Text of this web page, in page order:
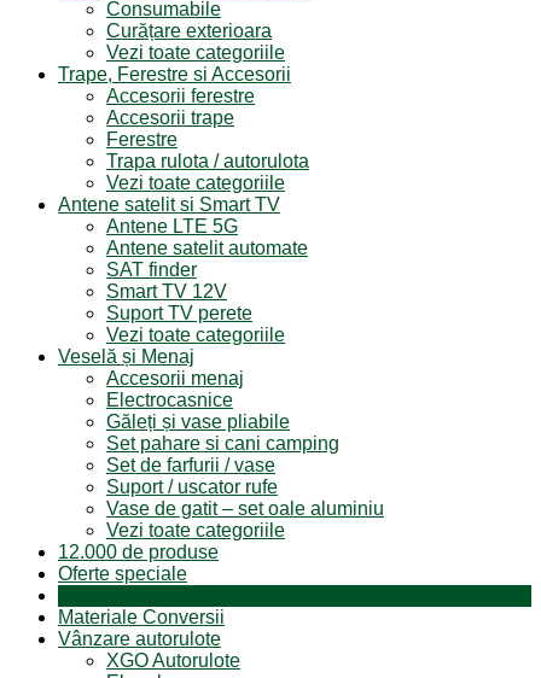
Consumabile
Curățare exterioara
Vezi toate categoriile
Trape, Ferestre si Accesorii
Accesorii ferestre
Accesorii trape
Ferestre
Trapa rulota / autorulota
Vezi toate categoriile
Antene satelit si Smart TV
Antene LTE 5G
Antene satelit automate
SAT finder
Smart TV 12V
Suport TV perete
Vezi toate categoriile
Veselă și Menaj
Accesorii menaj
Electrocasnice
Găleți și vase pliabile
Set pahare si cani camping
Set de farfurii / vase
Suport / uscator rufe
Vase de gatit – set oale aluminiu
Vezi toate categoriile
12.000 de produse
Oferte speciale
Materiale Conversii
Vânzare autorulote
XGO Autorulote